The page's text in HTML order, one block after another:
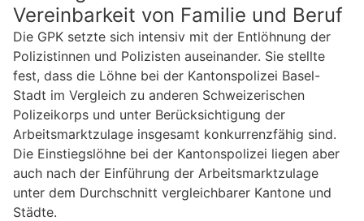
Vereinbarkeit von Familie und Beruf
Die GPK setzte sich intensiv mit der Entlöhnung der
Polizistinnen und Polizisten auseinander. Sie stellte
fest, dass die Löhne bei der Kantonspolizei Basel-
Stadt im Vergleich zu anderen Schweizerischen
Polizeikorps und unter Berücksichtigung der
Arbeitsmarktzulage insgesamt konkurrenzfähig sind.
Die Einstiegslöhne bei der Kantonspolizei liegen aber
auch nach der Einführung der Arbeitsmarktzulage
unter dem Durchschnitt vergleichbarer Kantone und
Städte.